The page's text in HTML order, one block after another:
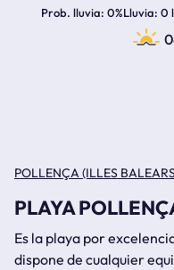
Prob. lluvia 0%Lluvia 0
POLLENÇA (ILLES
PLAYA
Es la playa por
dispone de cualquier